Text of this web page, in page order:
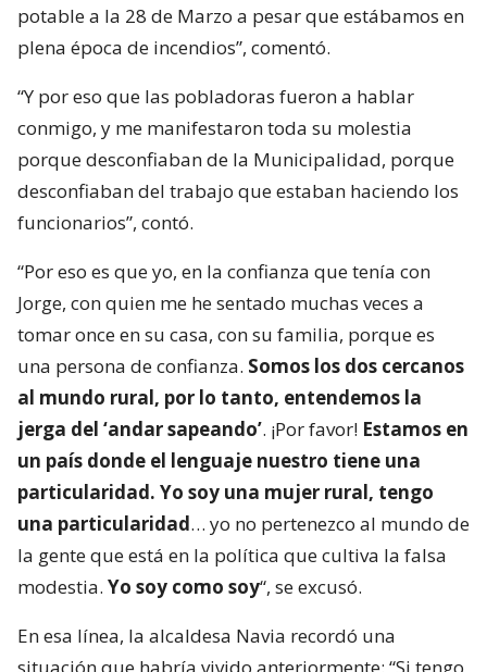
potable a la 28 de Marzo a pesar que estábamos en
plena época de incendios”, comentó.
“Y por eso que las pobladoras fueron a hablar
conmigo, y me manifestaron toda su molestia
porque desconfiaban de la Municipalidad, porque
desconfiaban del trabajo que estaban haciendo los
funcionarios”, contó.
“Por eso es que yo, en la confianza que tenía con
Jorge, con quien me he sentado muchas veces a
tomar once en su casa, con su familia, porque es
una persona de confianza. Somos los dos cercanos
al mundo rural, por lo tanto, entendemos la
jerga del ‘andar sapeando’. ¡Por favor! Estamos en
un país donde el lenguaje nuestro tiene una
particularidad. Yo soy una mujer rural, tengo
una particularidad… yo no pertenezco al mundo de
la gente que está en la política que cultiva la falsa
modestia. Yo soy como soy“, se excusó.
En esa línea, la alcaldesa Navia recordó una